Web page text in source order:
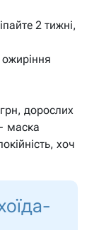
2 тижні,
дорослих
маска
хоч